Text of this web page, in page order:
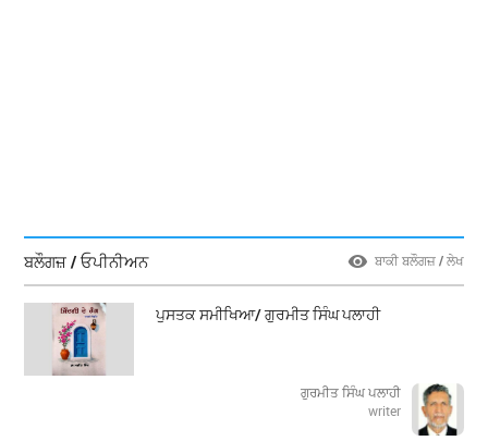
ਬਲੌਗਜ਼ / ਓਪੀਨੀਅਨ ਬਾਕੀ ਬਲੌਗਜ਼ / ਲੇਖ
ਪੁਸਤਕ ਸਮੀਖਿਆ/ ਗੁਰਮੀਤ ਸਿੰਘ ਪਲਾਹੀ
ਗੁਰਮੀਤ ਸਿੰਘ ਪਲਾਹੀ
writer